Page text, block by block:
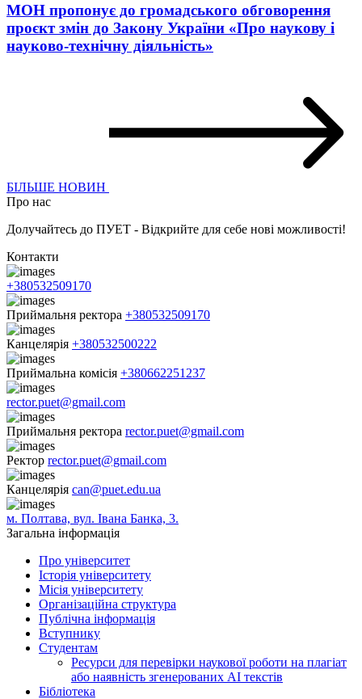
МОН пропонує до громадського обговорення
проєкт змін до Закону України «Про наукову і
науково-технічну діяльність»
БІЛЬШЕ НОВИН
Про нас
Долучайтесь до ПУЕТ - Відкрийте для себе нові можливості!
Контакти
+380532509170
Приймальня ректора +380532509170
Канцелярія +380532500222
Приймальна комісія +380662251237
rector.puet@gmail.com
Приймальня ректора rector.puet@gmail.com
Ректор rector.puet@gmail.com
Канцелярія can@puet.edu.ua
м. Полтава, вул. Івана Банка, 3.
Загальна інформація
Про університет
Історія університету
Місія університету
Організаційна структура
Публічна інформація
Вступнику
Студентам
Ресурси для перевірки наукової роботи на плагіат
або наявність згенерованих АІ текстів
Бібліотека